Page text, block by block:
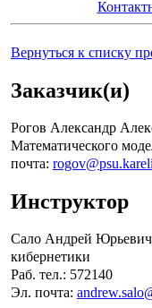
Вернуться к списку
Заказчик(и)
Рогов Александр
Математического
почта:
Инструктор
Сало Андрей
кибернетики
Раб. тел.: 572140
Эл. почта: